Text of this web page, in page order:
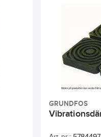
GRUNDFOS